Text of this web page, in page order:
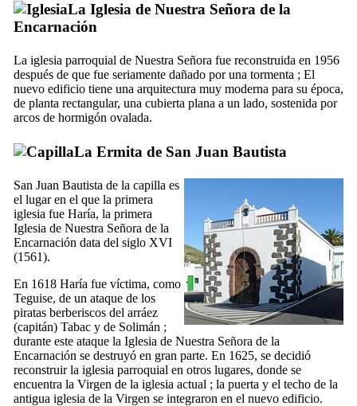
La Iglesia de Nuestra Señora de la
Encarnación
La iglesia parroquial de Nuestra Señora fue reconstruida en 1956
después de que fue seriamente dañado por una tormenta ; El
nuevo edificio tiene una arquitectura muy moderna para su época,
de planta rectangular, una cubierta plana a un lado, sostenida por
arcos de hormigón ovalada.
La Ermita de San Juan Bautista
San Juan Bautista de la capilla es
el lugar en el que la primera
iglesia fue Haría, la primera
Iglesia de Nuestra Señora de la
Encarnación data del siglo XVI
(1561).
En 1618 Haría fue víctima, como
Teguise, de un ataque de los
piratas berberiscos del arráez
(capitán) Tabac y de Solimán ;
durante este ataque la Iglesia de Nuestra Señora de la
Encarnación se destruyó en gran parte. En 1625, se decidió
reconstruir la iglesia parroquial en otros lugares, donde se
encuentra la Virgen de la iglesia actual ; la puerta y el techo de la
antigua iglesia de la Virgen se integraron en el nuevo edificio.